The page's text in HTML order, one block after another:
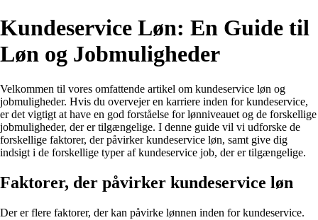
Kundeservice Løn: En Guide til
Løn og Jobmuligheder
Velkommen til vores omfattende artikel om kundeservice løn og
jobmuligheder. Hvis du overvejer en karriere inden for kundeservice,
er det vigtigt at have en god forståelse for lønniveauet og de forskellige
jobmuligheder, der er tilgængelige. I denne guide vil vi udforske de
forskellige faktorer, der påvirker kundeservice løn, samt give dig
indsigt i de forskellige typer af kundeservice job, der er tilgængelige.
Faktorer, der påvirker kundeservice løn
Der er flere faktorer, der kan påvirke lønnen inden for kundeservice.